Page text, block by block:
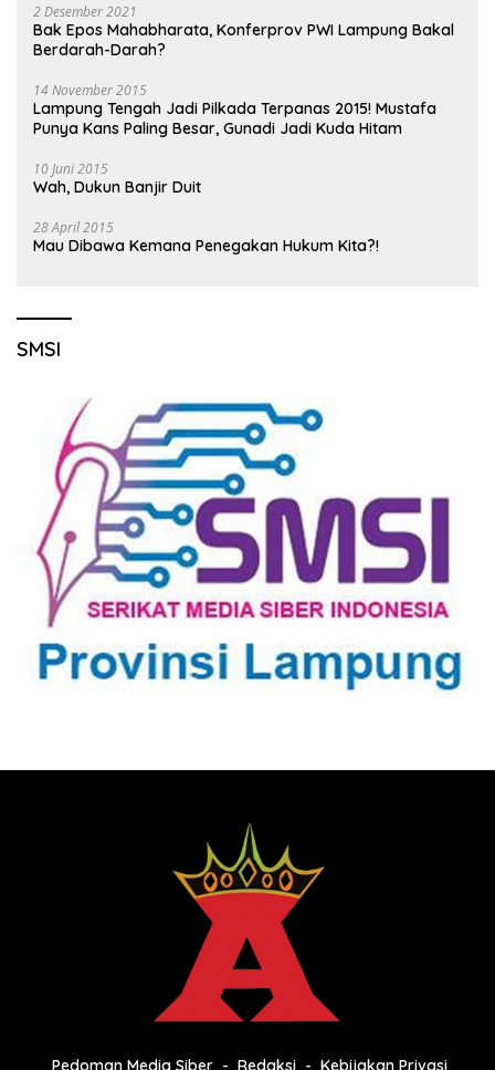
2 Desember 2021
Bak Epos Mahabharata, Konferprov PWI Lampung Bakal
Berdarah-Darah?
14 November 2015
Lampung Tengah Jadi Pilkada Terpanas 2015! Mustafa
Punya Kans Paling Besar, Gunadi Jadi Kuda Hitam
10 Juni 2015
Wah, Dukun Banjir Duit
28 April 2015
Mau Dibawa Kemana Penegakan Hukum Kita?!
SMSI
Pedoman Media Siber Redaksi Kebijakan Privasi